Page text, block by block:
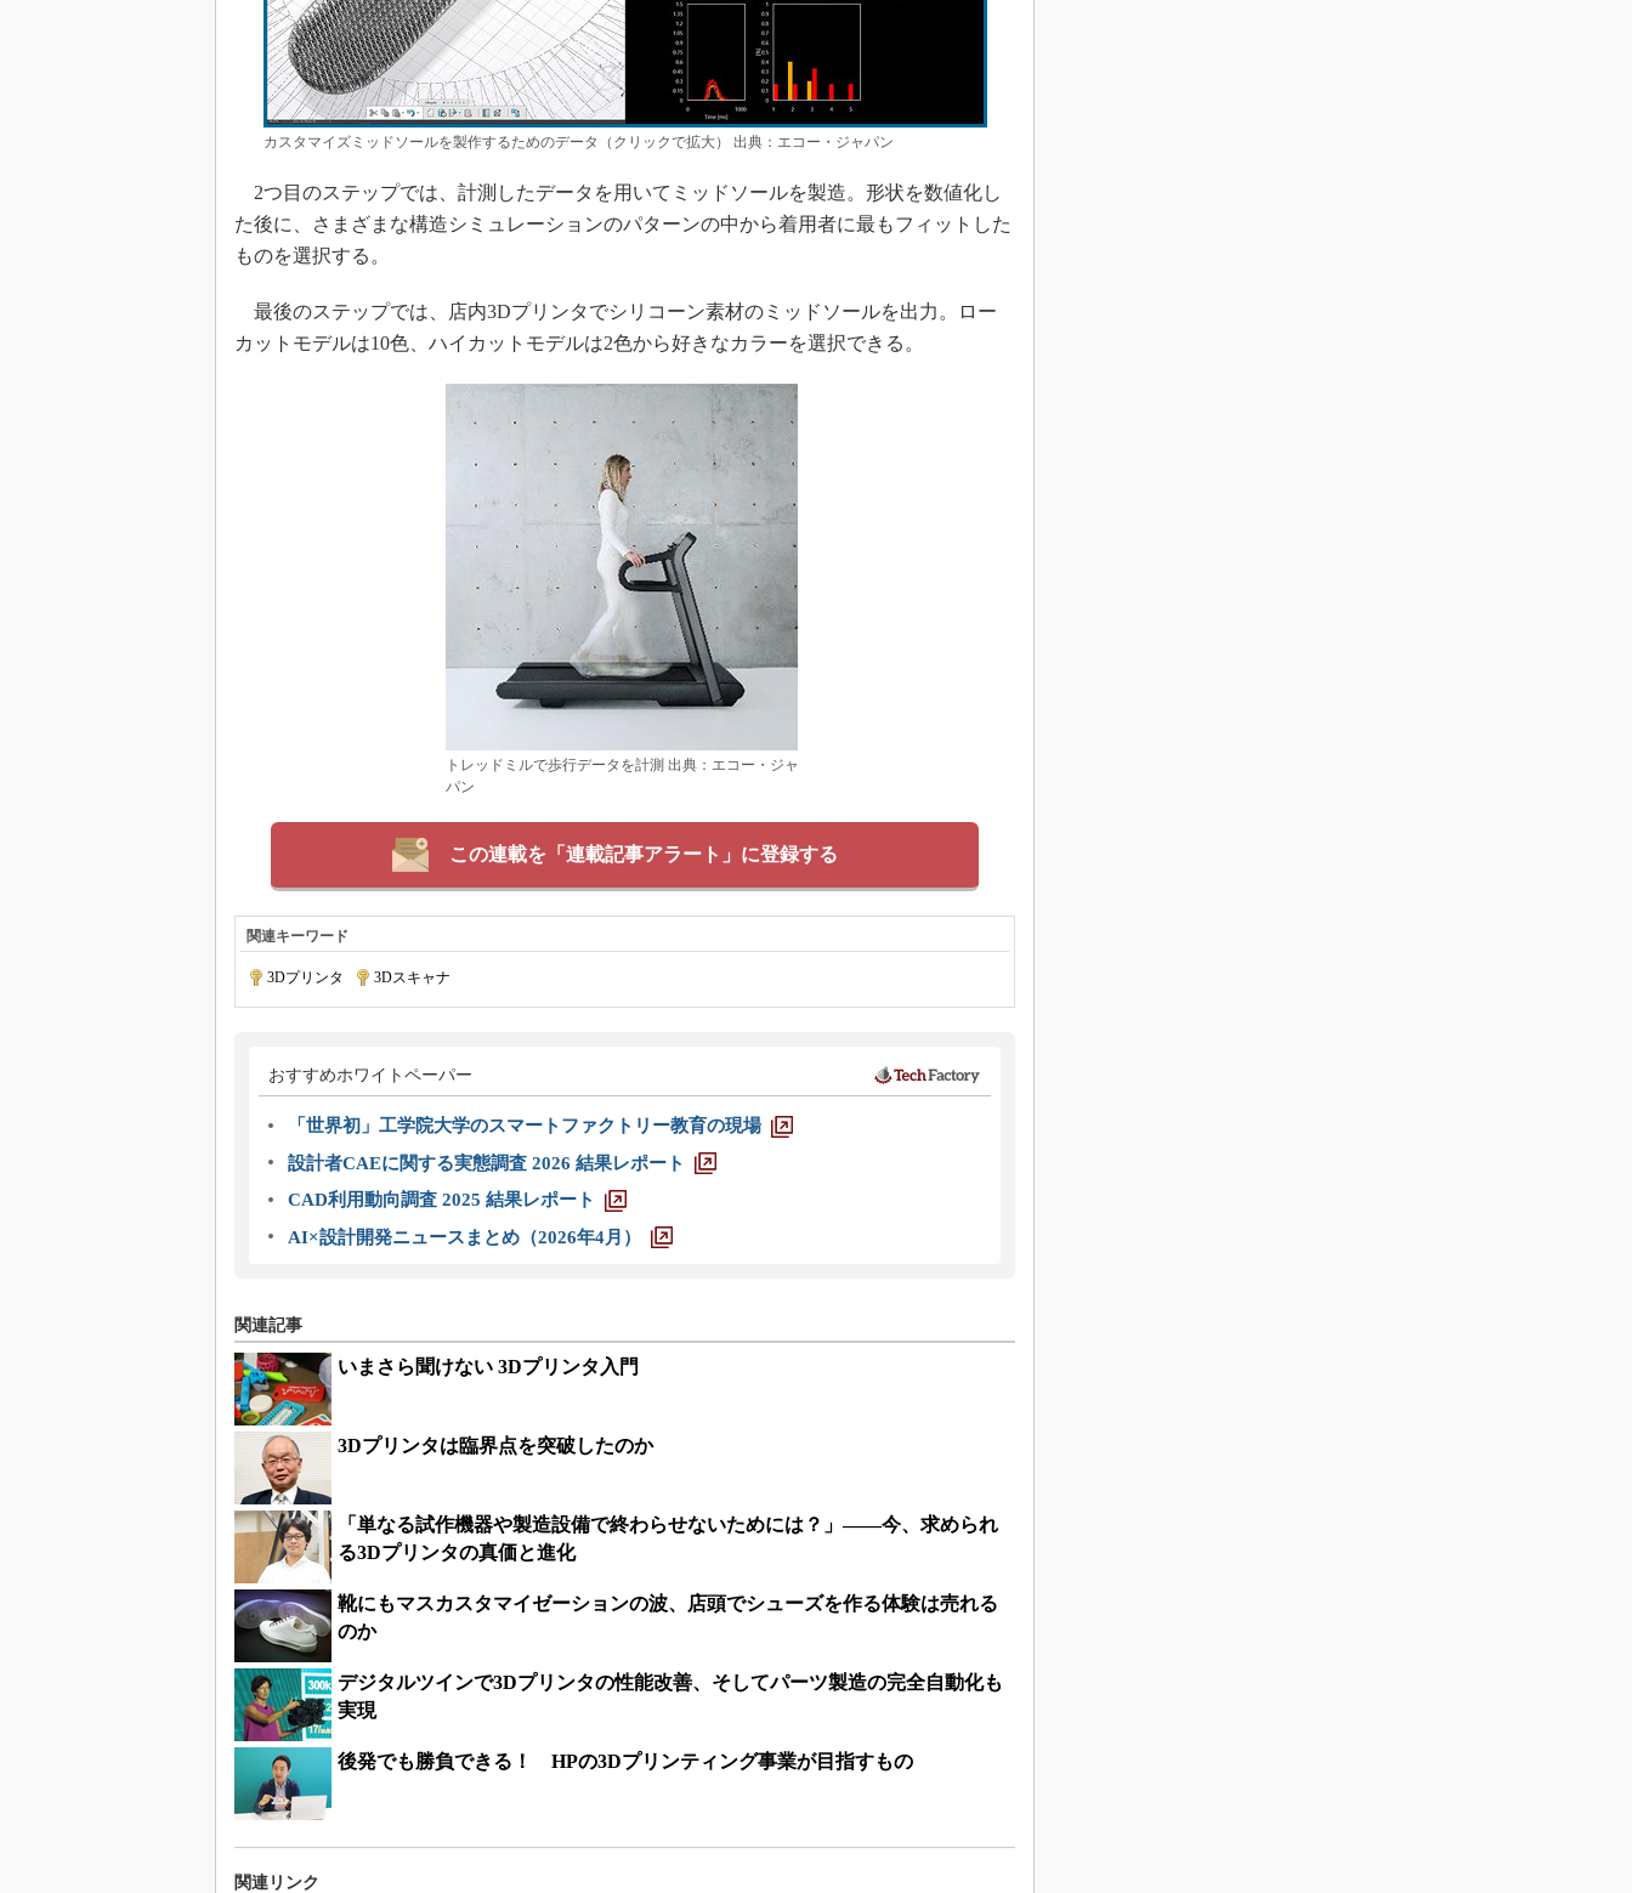
カスタマイズミッドソールを製作するためのデータ（クリックで拡大） 出典：エコー・ジャパン
2つ目のステップでは、計測したデータを用いてミッドソールを製造。形状を数値化し
た後に、さまざまな構造シミュレーションのパターンの中から着用者に最もフィットした
ものを選択する。
最後のステップでは、店内3Dプリンタでシリコーン素材のミッドソールを出力。ロー
カットモデルは10色、ハイカットモデルは2色から好きなカラーを選択できる。
トレッドミルで歩行データを計測 出典：エコー・ジャ
パン
この連載を「連載記事アラート」に登録する
関連キーワード
3Dプリンタ 3Dスキャナ
おすすめホワイトペーパー
「世界初」工学院大学のスマートファクトリー教育の現場
設計者CAEに関する実態調査 2026 結果レポート
CAD利用動向調査 2025 結果レポート
AI×設計開発ニュースまとめ（2026年4月）
関連記事
いまさら聞けない 3Dプリンタ入門
3Dプリンタは臨界点を突破したのか
「単なる試作機器や製造設備で終わらせないためには？」――今、求められ
る3Dプリンタの真価と進化
靴にもマスカスタマイゼーションの波、店頭でシューズを作る体験は売れる
のか
デジタルツインで3Dプリンタの性能改善、そしてパーツ製造の完全自動化も
実現
後発でも勝負できる！ HPの3Dプリンティング事業が目指すもの
関連リンク